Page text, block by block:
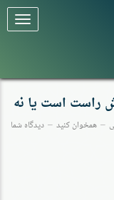
برای
تغییر
کنید
راست است یا نه
همخوان کنید دیدگاه شما